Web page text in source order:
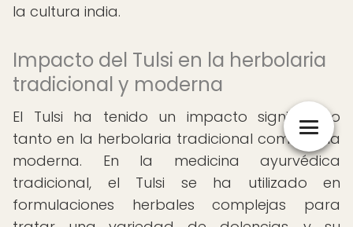
la cultura india.
Impacto del Tulsi en la herbolaria
tradicional y moderna
El Tulsi ha tenido un impacto significativo
tanto en la herbolaria tradicional como en la
moderna. En la medicina ayurvédica
tradicional, el Tulsi se ha utilizado en
formulaciones herbales complejas para